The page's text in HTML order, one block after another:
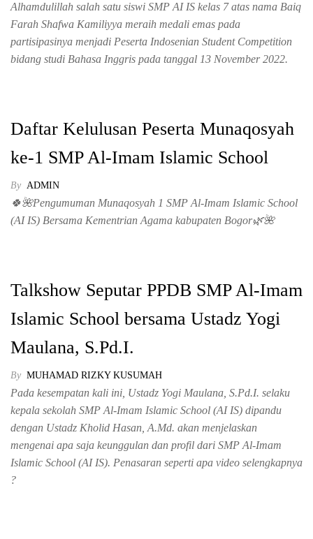
Alhamdulillah salah satu siswi SMP AI IS kelas 7 atas nama Baiq
Farah Shafwa Kamiliyya meraih medali emas pada
partisipasinya menjadi Peserta Indosenian Student Competition
bidang studi Bahasa Inggris pada tanggal 13 November 2022.
Daftar Kelulusan Peserta Munaqosyah
ke-1 SMP Al-Imam Islamic School
By ADMIN
🍀🌺Pengumuman Munaqosyah 1 SMP Al-Imam Islamic School
(AI IS) Bersama Kementrian Agama kabupaten Bogor🌿🌺
Talkshow Seputar PPDB SMP Al-Imam
Islamic School bersama Ustadz Yogi
Maulana, S.Pd.I.
By MUHAMAD RIZKY KUSUMAH
Pada kesempatan kali ini, Ustadz Yogi Maulana, S.Pd.I. selaku
kepala sekolah SMP Al-Imam Islamic School (AI IS) dipandu
dengan Ustadz Kholid Hasan, A.Md. akan menjelaskan
mengenai apa saja keunggulan dan profil dari SMP Al-Imam
Islamic School (AI IS). Penasaran seperti apa video selengkapnya
?